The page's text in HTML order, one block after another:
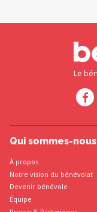
Le
Qui sommes-nous
À propos
Notre vision du bénévolat
Devenir bénévole
Équipe